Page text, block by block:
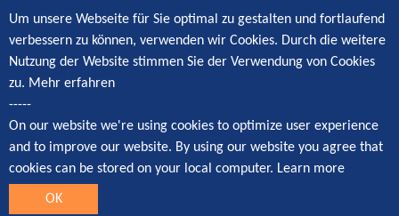
Um unsere Webseite für Sie optimal zu gestalten und fortlaufend
verbessern zu können, verwenden wir Cookies. Durch die weitere
Nutzung der Website stimmen Sie der Verwendung von Cookies
zu. Mehr erfahren
-----
On our website we're using cookies to optimize user experience
and to improve our website. By using our website you agree that
cookies can be stored on your local computer. Learn more
OK